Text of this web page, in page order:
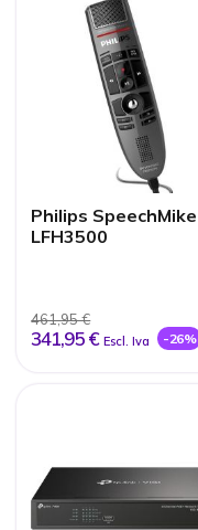
Philips SpeechMike
LFH3500
461,95 €
341,95 € Escl. Iva -26%